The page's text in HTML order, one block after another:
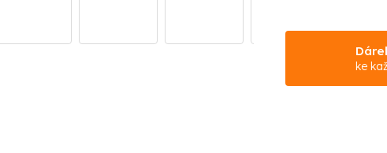
ke